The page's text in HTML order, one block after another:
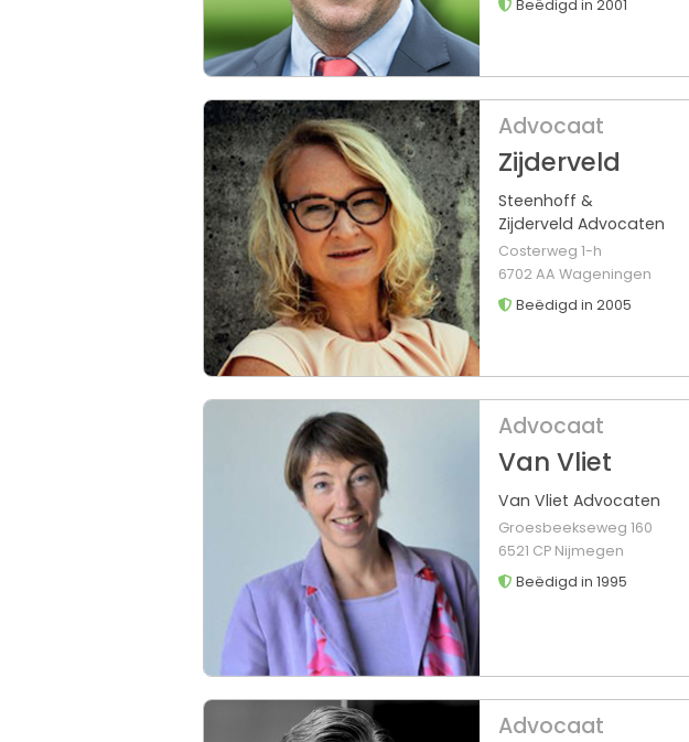
Beëdigd in 2001
Advocaat
Zijderveld
Steenhoff &
Zijderveld Advocaten
Costerweg 1-h
6702 AA Wageningen
Beëdigd in 2005
Advocaat
Van Vliet
Van Vliet Advocaten
Groesbeekseweg 160
6521 CP Nijmegen
Beëdigd in 1995
Advocaat